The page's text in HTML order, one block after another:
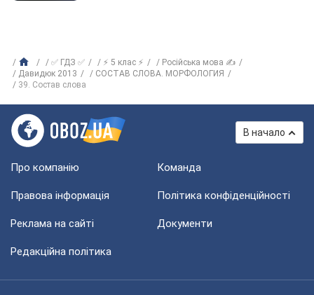
✅ ГДЗ ✅ ⚡ 5 клас ⚡
Російська мова ✍
Давидюк 2013
СОСТАВ СЛОВА. МОРФОЛОГИЯ
39. Состав слова
В начало
Про компанію Команда
Правова інформація Політика конфіденційності
Реклама на сайті Документи
Редакційна політика